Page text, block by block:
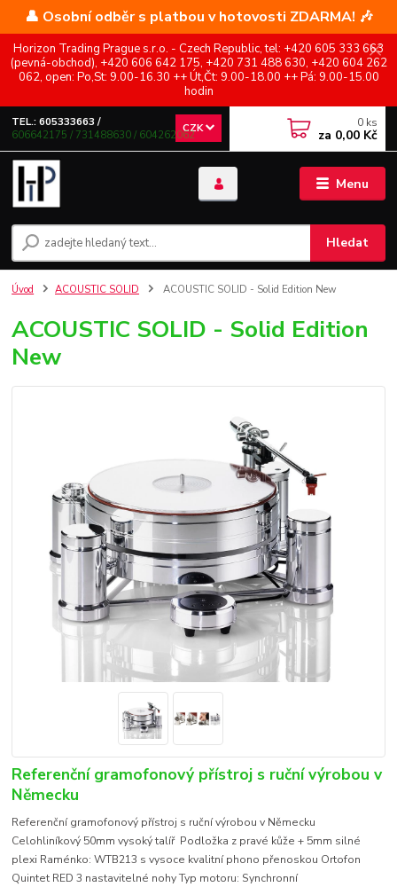
👤 Osobní odběr s platbou v hotovosti ZDARMA! 🎶
Horizon Trading Prague s.r.o. - Czech Republic, tel: +420 605 333 663
(pevná-obchod), +420 606 642 175, +420 731 488 630, +420 604 262
062, open: Po,St: 9.00-16.30 ++ Út,Čt: 9.00-18.00 ++ Pá: 9.00-15.00
hodin
Menu
CZK
Hledat
TEL.: 605333663 /
606642175 / 731488630 / 604262062
0 ks
za 0,00 Kč
Úvod ACOUSTIC SOLID ACOUSTIC SOLID - Solid Edition New
ACOUSTIC SOLID - Solid Edition
New
Referenční gramofonový přístroj s ruční výrobou v
Německu
Referenční gramofonový přístroj s ruční výrobou v Německu
Celohliníkový 50mm vysoký talíř Podložka z pravé kůže + 5mm silné
plexi Raménko: WTB213 s vysoce kvalitní phono přenoskou Ortofon
Quintet RED 3 nastavitelné nohy Typ motoru: Synchronní